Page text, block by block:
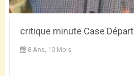
critique minute Case Départ
8 Ans, 10 Mois